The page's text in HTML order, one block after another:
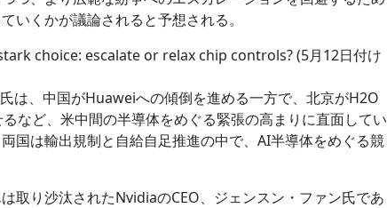
いくかが議論されると予想される。
choice: escalate or relax chip controls? (5月12日付け
は、中国がHuaweiへの傾倒を進める一方で、北京がH2O
など、米中間の半導体をめぐる緊張の高まりに直面してい
国は輸出規制と自給自足推進の中で、AI半導体をめぐる競
取り沙汰されたNvidiaのCEO、ジェンスン・ファン氏であ